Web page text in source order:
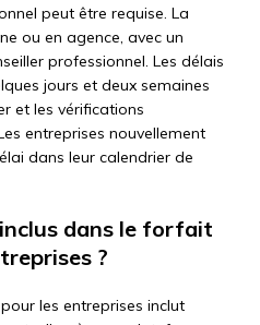
peut être requise. La
ou en agence, avec un
professionnel. Les délais
jours et deux semaines
et les vérifications
entreprises nouvellement
dans leur calendrier de
dans le forfait
?
les entreprises inclut